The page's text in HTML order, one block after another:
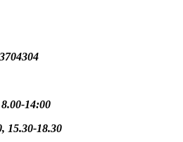
14:00
15.30-18.30